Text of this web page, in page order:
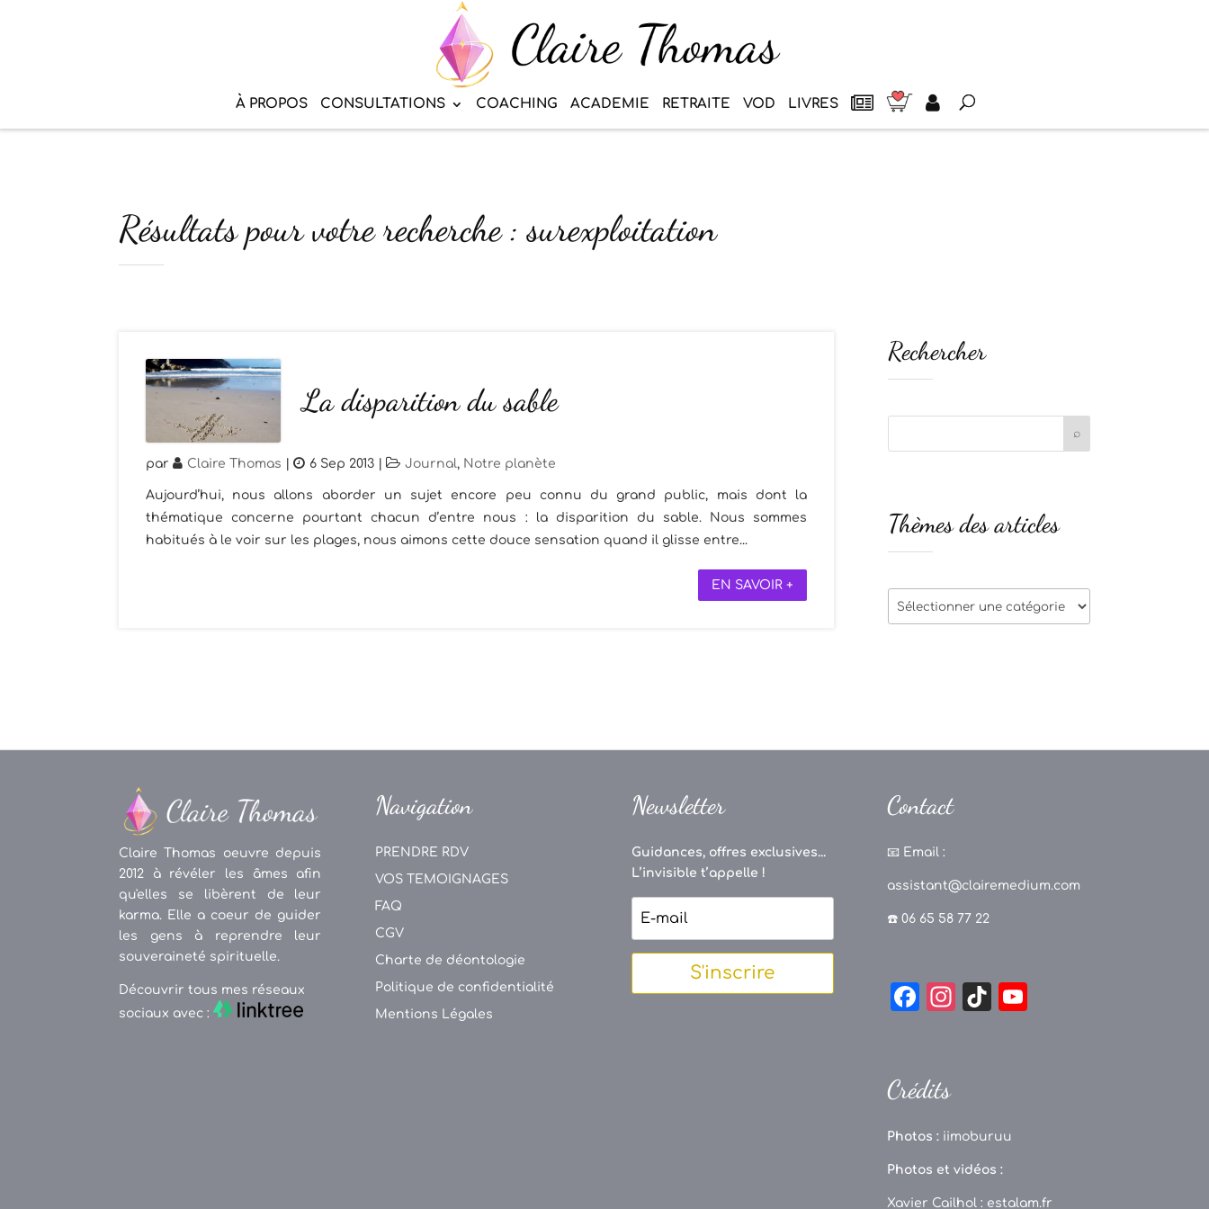
À PROPOS CONSULTATIONS COACHING ACADEMIE RETRAITE VOD LIVRES
Résultats pour votre recherche : surexploitation
La disparition du sable
par Claire Thomas 6 Sep 2013 Journal, Notre planète
Aujourd’hui, nous allons aborder un sujet encore peu connu du grand public, mais dont la
thématique concerne pourtant chacun d’entre nous : la disparition du sable. Nous sommes
habitués à le voir sur les plages, nous aimons cette douce sensation quand il glisse entre...
EN SAVOIR +
Rechercher
Thèmes des articles
Thèmes
des
Claire Thomas oeuvre depuis
2012 à révéler les âmes afin
qu'elles se libèrent de leur
karma. Elle a coeur de guider
les gens à reprendre leur
souveraineté spirituelle.
Découvrir tous mes réseaux
sociaux avec :
Navigation
PRENDRE RDV
VOS TEMOIGNAGES
FAQ
CGV
Charte de déontologie
Politique de confidentialité
Mentions Légales
Newsletter
Guidances, offres exclusives...
L’invisible t’appelle !
S'inscrire
Contact
📧 Email :
assistant@clairemedium.com
☎️ 06 65 58 77 22
F
e
o
o
k
In
a
m
Ti
C
Crédits
Photos : iimoburuu
Photos et vidéos :
Xavier Cailhol : estalam.fr